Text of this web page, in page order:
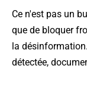
Ce n'est pas un
que de bloquer
la
détectée,